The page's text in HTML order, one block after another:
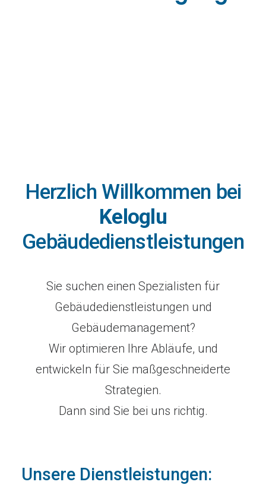
Herzlich Willkommen bei
Keloglu
Gebäudedienstleistungen
Sie suchen einen Spezialisten für
Gebäudedienstleistungen und
Gebäudemanagement?
Wir optimieren Ihre Abläufe, und
entwickeln für Sie maßgeschneiderte
Strategien.
Dann sind Sie bei uns richtig.
Unsere Dienstleistungen: